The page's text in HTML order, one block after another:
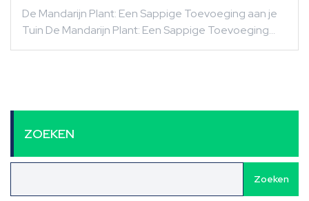
De Mandarijn Plant: Een Sappige Toevoeging aan je
Tuin De Mandarijn Plant: Een Sappige Toevoeging…
ZOEKEN
Zoeken